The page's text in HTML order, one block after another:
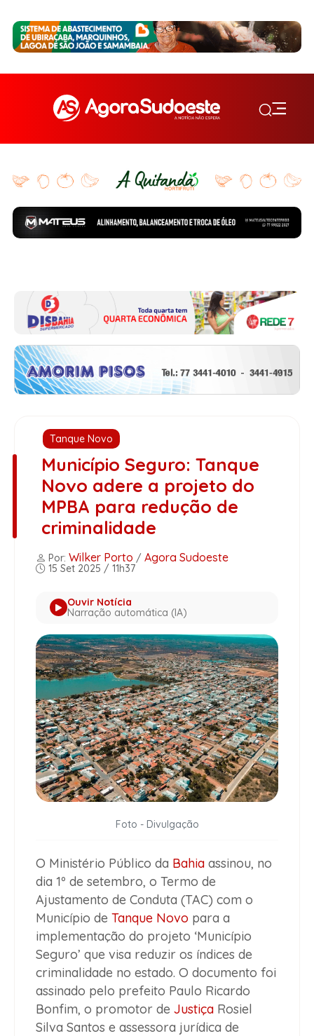
Tanque Novo
Município Seguro: Tanque
Novo adere a projeto do
MPBA para redução de
criminalidade
Por: Wilker Porto / Agora Sudoeste
15 Set 2025 / 11h37
Ouvir Notícia
Narração automática (IA)
Foto - Divulgação
O Ministério Público da Bahia assinou, no
dia 1º de setembro, o Termo de
Ajustamento de Conduta (TAC) com o
Município de Tanque Novo para a
implementação do projeto ‘Município
Seguro’ que visa reduzir os índices de
criminalidade no estado. O documento foi
assinado pelo prefeito Paulo Ricardo
Bonfim, o promotor de Justiça Rosiel
Silva Santos e assessora jurídica de